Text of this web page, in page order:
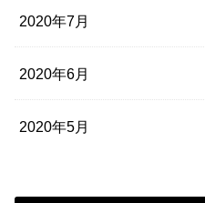
2020年7月
2020年6月
2020年5月